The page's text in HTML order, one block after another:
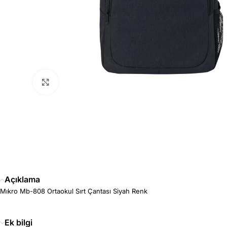
Açıklama
Mıkro Mb-808 Ortaokul Sırt Çantası Siyah Renk
Ek bilgi